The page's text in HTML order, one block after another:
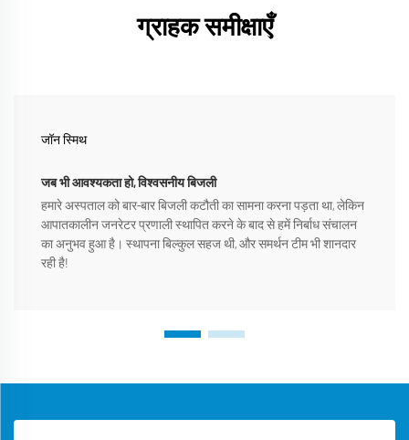
ग्राहक समीक्षाएँ
जॉन स्मिथ
जब भी आवश्यकता हो, विश्वसनीय बिजली
हमारे अस्पताल को बार-बार बिजली कटौती का सामना करना पड़ता था, लेकिन
आपातकालीन जनरेटर प्रणाली स्थापित करने के बाद से हमें निर्बाध संचालन
का अनुभव हुआ है। स्थापना बिल्कुल सहज थी, और समर्थन टीम भी शानदार
रही है!